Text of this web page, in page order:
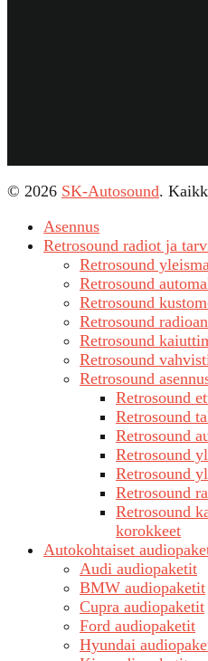
© 2026 SK-Autosound.
Asennus
Retrosound radiot ja
Retrosound
Retrosound
Retrosound
Retrosound
Retrosound
Retrosound
Retrosound
Retrosound
Retrosound
Retrosound
Retrosound
Retrosound
Retrosound
Retrosound
korokkeet
Autokohtaiset
Audi audiopaketit
BMW audiopaketit
Cupra audiopaketit
Ford audiopaketit
Hyundai